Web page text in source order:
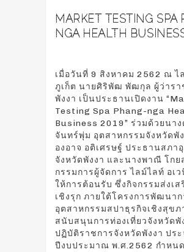
MARKET TESTING SPA
NGA HEALTH
เมื่อวันที่ 9 สิงหาคม 2562 ณ ไ
ภูเก็ต นายศิริพัฒ พัฒกุล ผู้ว่ารา
พังงา เป็นประธานเปิดงาน
Testing Spa Phang-nga
Business 2019” ร่วมด้วยนาง
จันทร์พุ่ม อุตสาหกรรมจังหวัดพั
องอาจ อติเศรษฐ์ ประธานสภา
จังหวัดพังงา และนางพาณี โก
กรรมการผู้จัดการ ไลม์ไลท์ อเว
ให้การต้อนรับ ซึ่งกิจกรรมส่งเส
เชิงรุก ภายใต้โครงการพัฒนา
อุตสาหกรรมสปาธุรกิจเชิงสุขภ
สนับสนุนการท่องเที่ยวจังหวัดพั
ปฏิบัติราชการจังหวัดพังงา ประ
ปีงบประมาณ พ.ศ.2562 กำหน